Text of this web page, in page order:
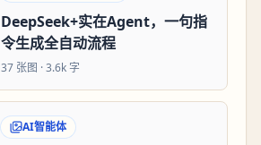
DeepSeek+实在Agent，一句指
令生成全自动流程
37 张图 ·3.6k 字
AI智能体